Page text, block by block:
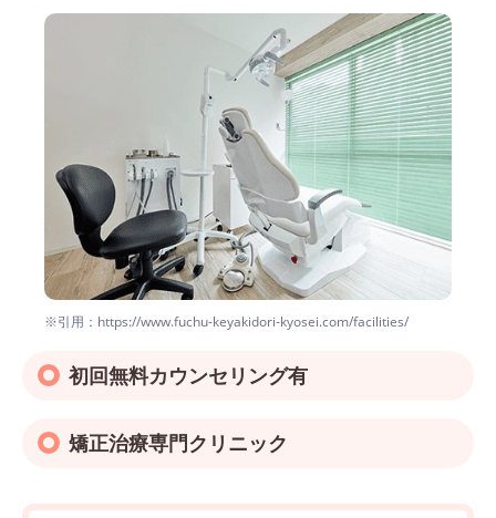
※引用：https://www.fuchu-keyakidori-kyosei.com/facilities/
初回無料カウンセリング有
矯正治療専門クリニック